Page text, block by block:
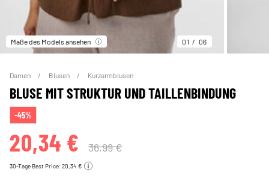
Maße des Models ansehen 01 06
Damen Blusen Kurzarmblusen
BLUSE MIT STRUKTUR UND TAILLENBINDUNG
-45%
20,34 € 36,99 €
30-Tage Best Price: 20,34 €